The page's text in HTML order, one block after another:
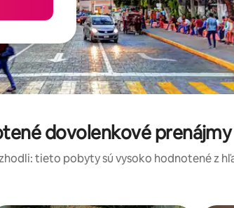
dovolenkové
tieto pobyty sú vysoko hodnotené z